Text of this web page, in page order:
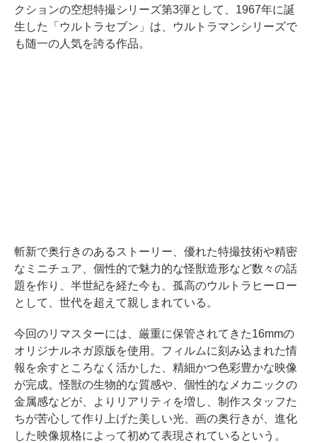
クションの空想特撮シリーズ第3弾として、1967年に誕
生した「ウルトラセブン」は、ウルトラマンシリーズで
も随一の人気を誇る作品。
斬新で奥行きのあるストーリー、優れた特撮技術や精密
なミニチュア、個性的で魅力的な怪獣造形など数々の話
題を作り、半世紀を経た今も、孤高のウルトラヒーロー
として、世代を超えて親しまれている。
今回のリマスターには、厳重に保管されてきた16mmの
オリジナルネガ原版を使用。フィルムに刻み込まれた情
報を余すところなく活かした、精細かつ色彩豊かな映像
が完成。怪獣の生物的な質感や、個性的なメカニックの
金属感などが、よりリアリティを増し、制作スタッフた
ちが苦心して作り上げた美しい光、画の奥行きが、進化
した映像規格によって初めて表現されているという。